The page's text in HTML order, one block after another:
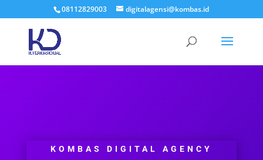
08112829003 digitalagensi@kombas.id
KOMBAS DIGITAL AGENCY